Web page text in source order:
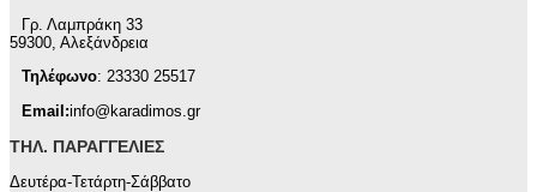
Γρ. Λαμπράκη 33
59300, Αλεξάνδρεια
Τηλέφωνο: 23330 25517
Email:info@karadimos.gr
ΤΗΛ. ΠΑΡΑΓΓΕΛΊΕΣ
Δευτέρα-Τετάρτη-Σάββατο